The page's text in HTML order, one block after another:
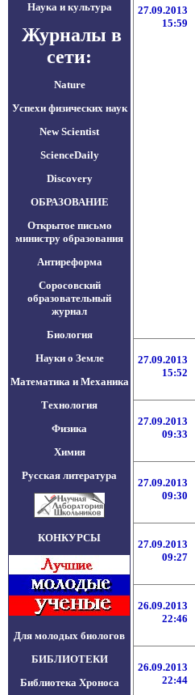
Наука и культура
Журналы в
сети:
Nature
Успехи физических наук
New Scientist
ScienceDaily
Discovery
ОБРАЗОВАНИЕ
Открытое письмо
министру образования
Антиреформа
Соросовский
образовательный
журнал
Биология
Науки о Земле
Математика и Механика
Технология
Физика
Химия
Русская литература
КОНКУРСЫ
Для молодых биологов
БИБЛИОТЕКИ
Библиотека Хроноса
27.09.2013
15:59
27.09.2013
15:52
27.09.2013
09:33
27.09.2013
09:30
27.09.2013
09:27
26.09.2013
22:46
26.09.2013
22:44